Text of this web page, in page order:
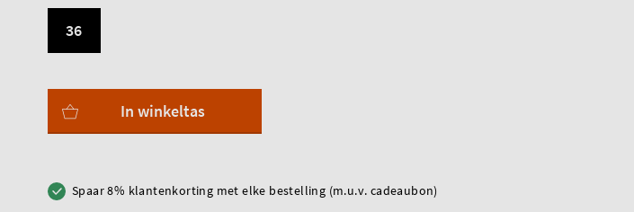
36
In winkeltas
Spaar 8% klantenkorting met elke bestelling (m.u.v. cadeaubon)